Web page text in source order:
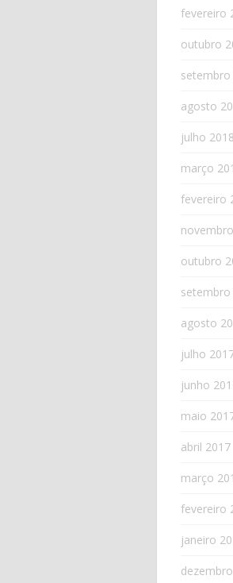
fevereiro
outubro
setembro
agosto
julho 2018
março
fevereiro
outubro
setembro
agosto
julho
junho
maio
abril 2017
março
fevereiro
janeiro